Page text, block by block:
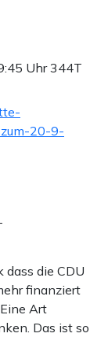
Uhr344T
20-9-
dass die CDU
finanziert
Art
Das ist so